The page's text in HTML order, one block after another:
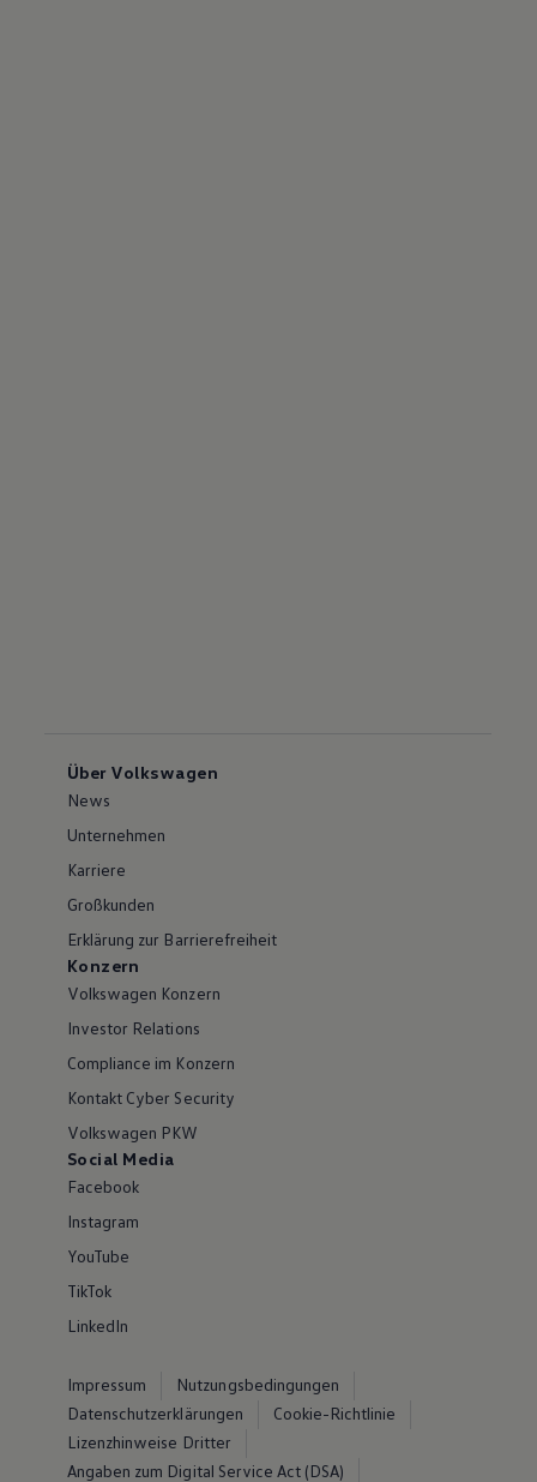
Über Volkswagen
News
Unternehmen
Karriere
Großkunden
Erklärung zur Barrierefreiheit
Konzern
Volkswagen Konzern
Investor Relations
Compliance im Konzern
Kontakt Cyber Security
Volkswagen PKW
Social Media
Facebook
Instagram
YouTube
TikTok
LinkedIn
Impressum
Nutzungsbedingungen
Datenschutzerklärungen
Cookie-Richtlinie
Lizenzhinweise Dritter
Angaben zum Digital Service Act (DSA)